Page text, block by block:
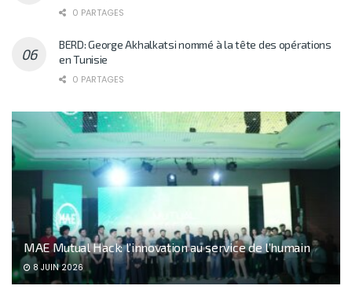
0 PARTAGES
BERD: George Akhalkatsi nommé à la tête des opérations
en Tunisie
0 PARTAGES
MAE Mutual Hack: l’innovation au service de l’humain
8 JUIN 2026